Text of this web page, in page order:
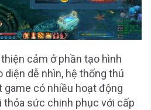
cảm ở phần tạo hình
diện dễ nhìn, hệ thống thú
có nhiều hoạt động
sức chinh phục với cấp